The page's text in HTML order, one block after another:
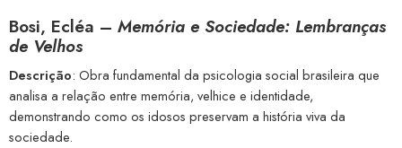
Bosi, Ecléa – Memória e Sociedade: Lembranças
de Velhos
Descrição: Obra fundamental da psicologia social brasileira que
analisa a relação entre memória, velhice e identidade,
demonstrando como os idosos preservam a história viva da
sociedade.